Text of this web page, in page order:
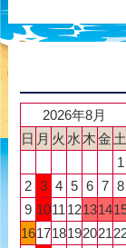
2026年8月
日 月 火 水木金土
1
2 3 4 5 6 7 8
9 1011121314
161718192021